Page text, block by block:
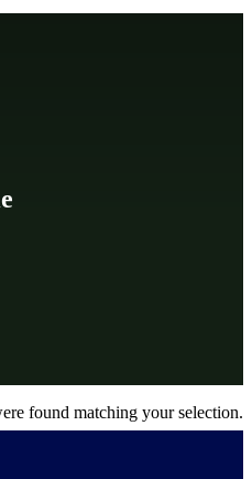
found matching your selection.